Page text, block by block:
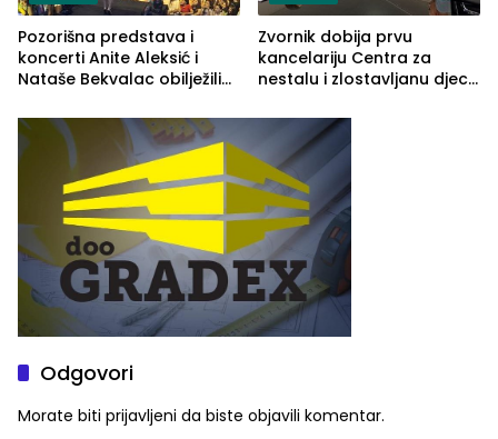
Pozorišna predstava i
koncerti Anite Aleksić i
Nataše Bekvalac obilježili
ljeta (FOTO)
Zvornik dobija prvu
kancelariju Centra za
nestalu i zlostavljanu djecu
Odgovori
Morate biti prijavljeni da biste objavili komentar.